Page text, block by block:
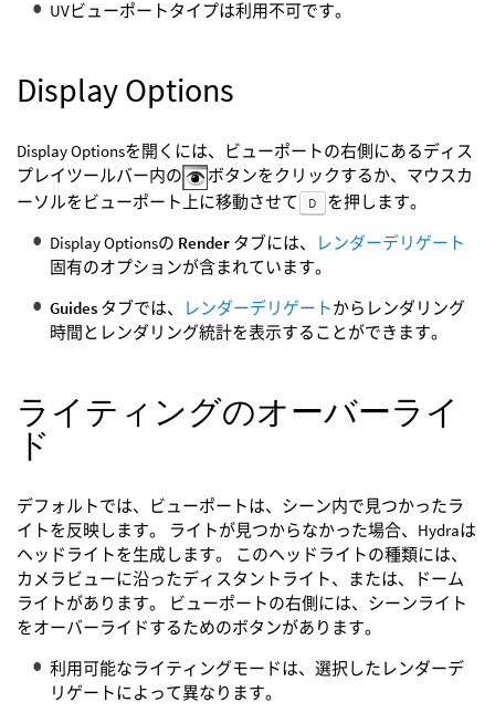
UVビューポートタイプは利用不可です。
Display Options
Display Optionsを開くには、ビューポートの右側にあるディス
プレイツールバー内の
ボタンをクリックするか、マウスカ
ーソルをビューポート上に移動させて
D
を押します。
Display Optionsの Render タブには、
レンダーデリゲート
固有のオプションが含まれています。
Guides タブでは、 レンダーデリゲートからレンダリング
時間とレンダリング統計を表示することができます。
ライティングのオーバーライ
ド
デフォルトでは、ビューポートは、シーン内で見つかったラ
イトを反映します。 ライトが見つからなかった場合、Hydraは
ヘッドライトを生成します。 このヘッドライトの種類には、
カメラビューに沿ったディスタントライト、または、ドーム
ライトがあります。 ビューポートの右側には、シーンライト
をオーバーライドするためのボタンがあります。
利用可能なライティングモードは、選択したレンダーデ
リゲートによって異なります。